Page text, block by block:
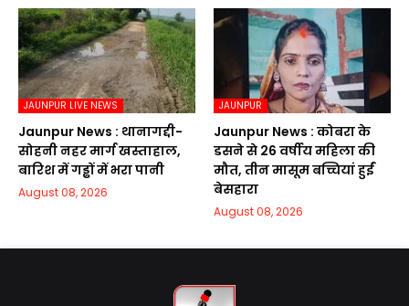
JAUNPUR LIVE NEWS
Jaunpur News : थानागद्दी-
सोहनी नहर मार्ग खस्ताहाल,
बारिश में गड्ढों में भरा पानी
August 08, 2026
JAUNPUR
Jaunpur News : कोबरा के
डसने से 26 वर्षीय महिला की
मौत, तीन मासूम बच्चियां हुईं
बेसहारा
August 08, 2026